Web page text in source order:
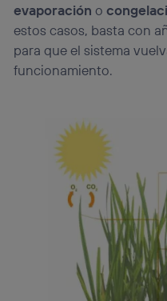
evaporación o
estos casos, basta con
para que el sistema
funcionamiento.